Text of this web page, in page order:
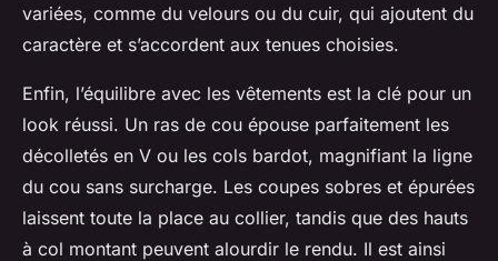
variées, comme du velours ou du cuir, qui ajoutent du
caractère et s’accordent aux tenues choisies.
Enfin, l’équilibre avec les vêtements est la clé pour un
look réussi. Un ras de cou épouse parfaitement les
décolletés en V ou les cols bardot, magnifiant la ligne
du cou sans surcharge. Les coupes sobres et épurées
laissent toute la place au collier, tandis que des hauts
à col montant peuvent alourdir le rendu. Il est ainsi